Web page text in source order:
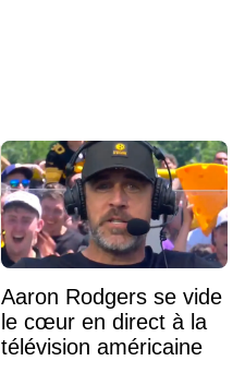
Aaron Rodgers se vide
le cœur en direct à la
télévision américaine